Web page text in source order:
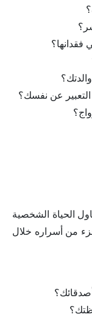
فقدانها؟
عن نفسك؟
الحياة الشخصية
من أسراره خلال